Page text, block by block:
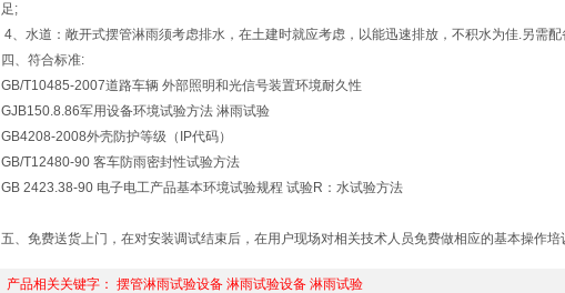
足;
4、水道：敞开式摆管淋雨须考虑排水，在土建时就应考虑，以能迅速排放，不积水为佳.另需
四、 符合标准:
GB/T10485-2007道路车辆 外部照明和光信号装置环境耐久性
GJB150.8.86军用设备环境试验方法 淋雨试验
GB4208-2008外壳防护等级（IP代码）
GB/T12480-90 客车防雨密封性试验方法
GB 2423.38-90 电子电工产品基本环境试验规程 试验R：水试验方法
五、免费送货上门，在对安装调试结束后，在用户现场对相关技术人员免费做相应的基本操作培
产品相关关键字： 摆管淋雨试验设备 淋雨试验设备 淋雨试验